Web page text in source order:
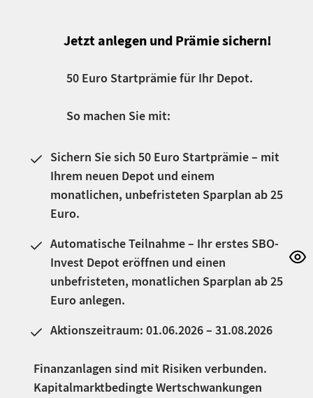
Jetzt anlegen und Prämie sichern!
50 Euro Startprämie für Ihr Depot.
So machen Sie mit:
Sichern Sie sich 50 Euro Startprämie – mit
Ihrem neuen Depot und einem
monatlichen, unbefristeten Sparplan ab 25
Euro.
Automatische Teilnahme – Ihr erstes SBO-
Invest Depot eröffnen und einen
unbefristeten, monatlichen Sparplan ab 25
Euro anlegen.
Aktionszeitraum: 01.06.2026 – 31.08.2026
Finanzanlagen sind mit Risiken verbunden.
Kapitalmarktbedingte Wertschwankungen